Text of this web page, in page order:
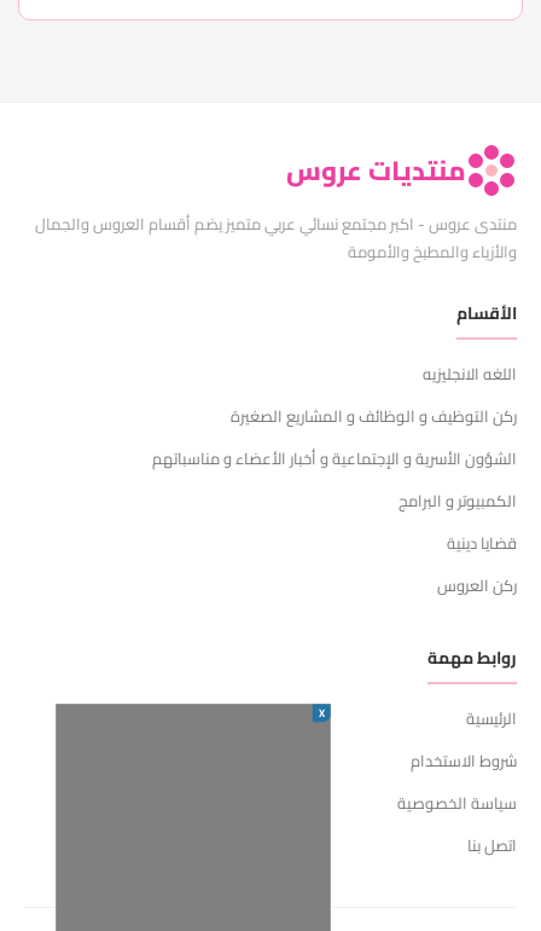
منتديات عروس
منتدى عروس - اكبر مجتمع نسائي عربي متميز يضم أقسام العروس والجمال
والأزياء والمطبخ والأمومة
الأقسام
اللغه الانجليزيه
ركن التوظيف و الوظائف و المشاريع الصغيرة
الشؤون الأسرية و الإجتماعية و أخبار الأعضاء و مناسباتهم
الكمبيوتر و البرامج
قضايا دينية
ركن العروس
روابط مهمة
الرئيسية
شروط الاستخدام
سياسة الخصوصية
اتصل بنا
X